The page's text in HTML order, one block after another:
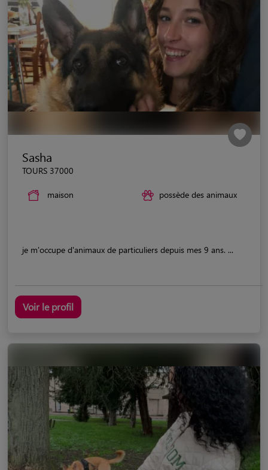
Sasha
TOURS 37000
maison possède des animaux
je m'occupe d'animaux de particuliers depuis mes 9 ans. ...
Voir le profil